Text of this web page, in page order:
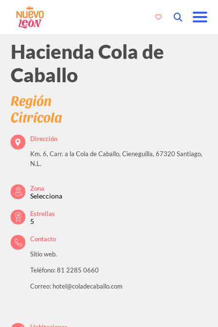
Hacienda Cola de
Caballo
Región
Citrícola
Dirección
Km. 6, Carr. a la Cola de Caballo, Cieneguilla, 67320 Santiago,
N.L.
Zona
Selecciona
Estrellas
5
Contacto
Sitio web.
Teléfono: 81 2285 0660
Correo: hotel@coladecaballo.com